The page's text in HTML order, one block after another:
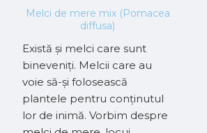
Melci de mere mix (Pomacea
diffusa)
Există și melci care sunt
bineveniți. Melcii care au
voie să-și folosească
plantele pentru conținutul
lor de inimă. Vorbim despre